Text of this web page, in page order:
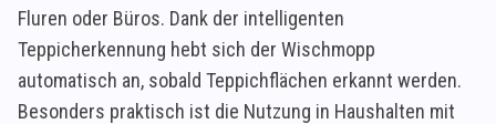
Fluren oder Büros. Dank der intelligenten
Teppicherkennung hebt sich der Wischmopp
automatisch an, sobald Teppichflächen erkannt werden.
Besonders praktisch ist die Nutzung in Haushalten mit